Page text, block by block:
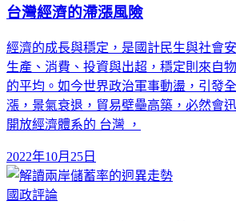
台灣經濟的滯漲風險
經濟的成長與穩定，是國計民生與社會
生產、消費、投資與出超，穩定則來自
的平均。如今世界政治軍事動盪，引發
漲，景氣衰退，貿易壁壘高築，必然會
開放經濟體系的 台灣 ，
2022年10月25日
國政評論